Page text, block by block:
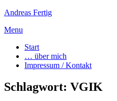
Andreas Fertig
Skip
content
Menu
Start
… über mich
Impressum / Kontakt
Schlagwort: VGIK